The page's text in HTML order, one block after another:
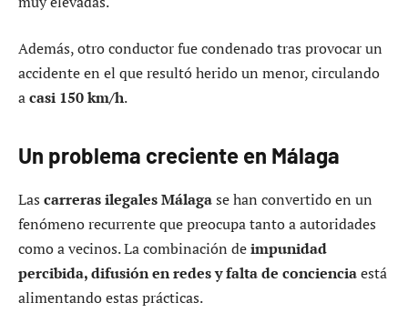
Además, otro conductor fue condenado tras provocar un
accidente en el que resultó herido un menor, circulando
acasi 150 km/h.
Un problema creciente en Málaga
Las carreras ilegales Málagase han convertido en un
fenómeno recurrente que preocupa tanto a autoridades
como a vecinos. La combinación deimpunidad
percibida, difusión en redes y falta de concienciaestá
alimentando estas prácticas.